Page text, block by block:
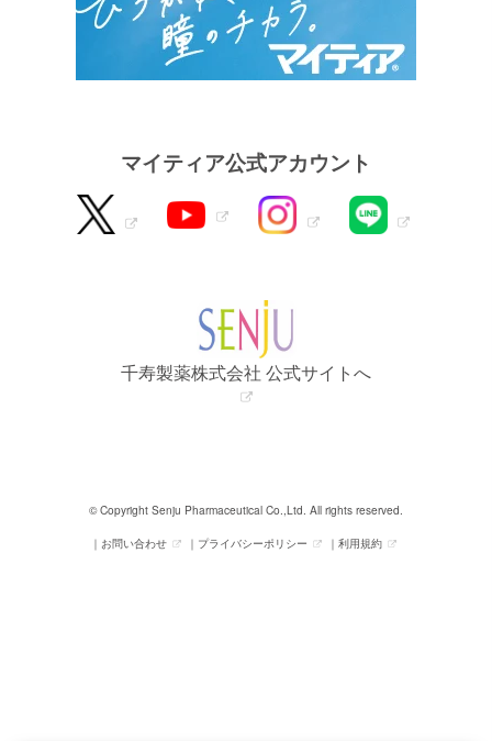
マイティア公式アカウント
千寿製薬株式会社 公式サイトへ
© Copyright Senju Pharmaceutical Co.,Ltd. All rights reserved.
お問い合わせ プライバシーポリシー 利用規約